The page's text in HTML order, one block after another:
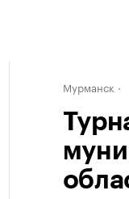
Мурманск